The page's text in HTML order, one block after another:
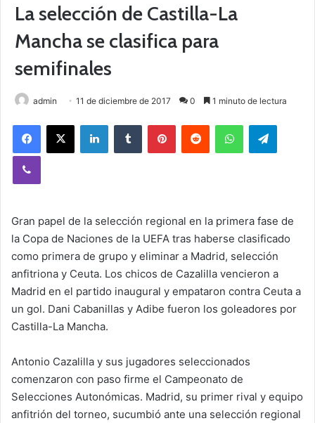
La selección de Castilla-La
Mancha se clasifica para
semifinales
admin 11 de diciembre de 2017 0 1 minuto de lectura
Gran papel de la selección regional en la primera fase de
la Copa de Naciones de la UEFA tras haberse clasificado
como primera de grupo y eliminar a Madrid, selección
anfitriona y Ceuta. Los chicos de Cazalilla vencieron a
Madrid en el partido inaugural y empataron contra Ceuta a
un gol. Dani Cabanillas y Adibe fueron los goleadores por
Castilla-La Mancha.
Antonio Cazalilla y sus jugadores seleccionados
comenzaron con paso firme el Campeonato de
Selecciones Autonómicas. Madrid, su primer rival y equipo
anfitrión del torneo, sucumbió ante una selección regional